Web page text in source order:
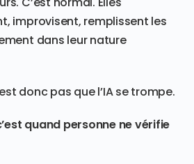
improvisent, remplissent les
dans leur nature
donc pas que l’IA se trompe.
quand personne ne vérifie